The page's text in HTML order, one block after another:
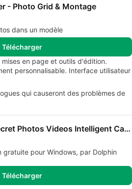
- Photo Grid & Montage
dans un modèle
Télécharger
mises en page et outils d'édition.
personnalisable. Interface utilisateur
qui causeront des problèmes de
File Hider (Secret Photos Videos Intelligent Calculator Locker & Hider)
gratuite pour Windows, par Dolphin
Télécharger